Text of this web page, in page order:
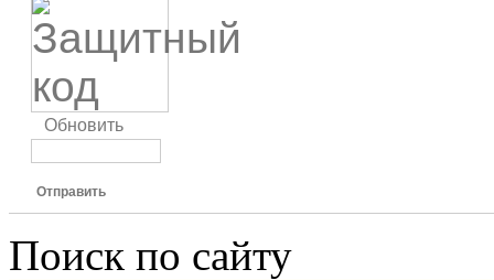
Обновить
Отправить
Поиск по сайту